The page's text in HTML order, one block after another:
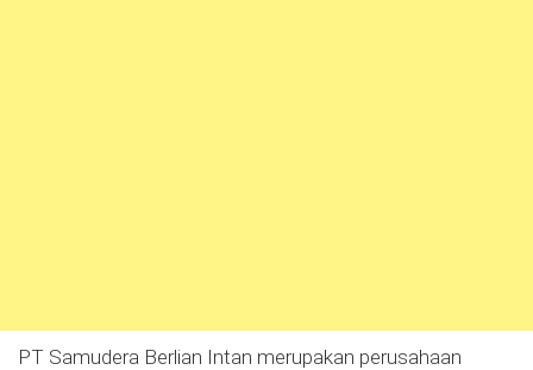
PT Samudera Berlian Intan merupakan perusahaan